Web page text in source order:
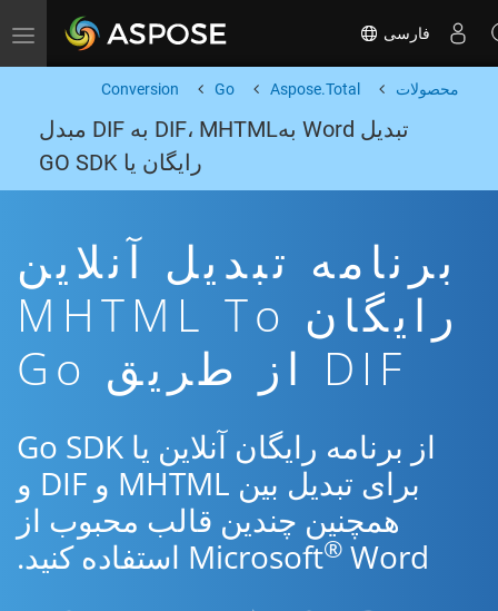
Toggle navigation فارسی
محصولات Aspose.Total
Go
Conversion
تبدیل Word بهDIF، MHTML به DIF مبدل
رایگان یا GO SDK
برنامه تبدیل آنلاین
رایگان MHTML To
DIF از طریق Go
از برنامه رایگان آنلاین یا Go SDK
برای تبدیل بین MHTML و DIF و
همچنین چندین قالب محبوب از
Microsoft® Word استفاده کنید.